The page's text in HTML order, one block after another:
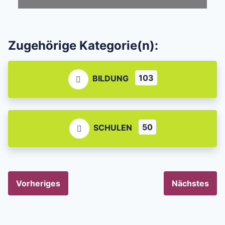
Zugehörige Kategorie(n):
BILDUNG 103
SCHULEN 50
Vorheriges Nächstes